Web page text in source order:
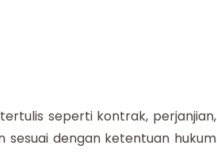
seperti kontrak, perjanjian,
sesuai dengan ketentuan hukum